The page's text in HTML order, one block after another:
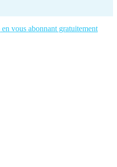
vous abonnant gratuitement